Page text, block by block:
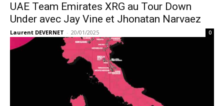
UAE Team Emirates XRG au Tour Down
Under avec Jay Vine et Jhonatan Narvaez
Laurent DEVERNET - 20/01/2025 0